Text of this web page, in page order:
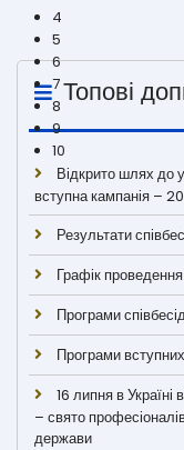
Топові
Відкрито шлях до
вступна кампанія –
Результати
Графік
Програми
Програми
16 липня в
– свято
держави